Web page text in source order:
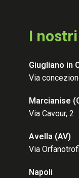
I
Giugliano in
Via
Marcianise
Via Cavour, 2
Avella (AV)
Via
Napoli